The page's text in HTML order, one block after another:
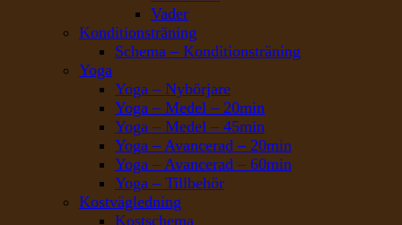
Vader
Konditionsträning
Schema – Konditionsträning
Yoga
Yoga – Nybörjare
Yoga – Medel – 20min
Yoga – Medel – 45min
Yoga – Avancerad – 20min
Yoga – Avancerad – 60min
Yoga – Tillbehör
Kostvägledning
Kostschema